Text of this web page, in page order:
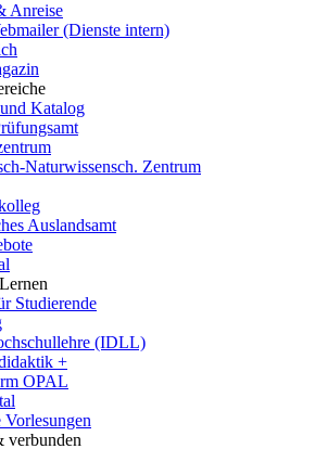
Anreise
(Dienste intern)
Katalog
Naturwissensch. Zentrum
Auslandsamt
Studierende
(IDLL)
+
OPAL
verbunden